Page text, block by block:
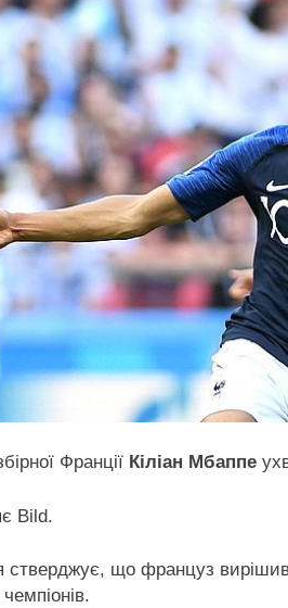
Франції Кіліан Мбаппе
Bild.
стверджує, що француз